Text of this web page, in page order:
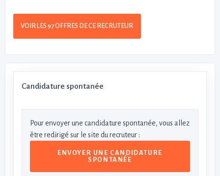
VOIR LES 97 OFFRES DE CE RECRUTEUR
Candidature spontanée
Pour envoyer une candidature spontanée, vous allez
être redirigé sur le site du recruteur :